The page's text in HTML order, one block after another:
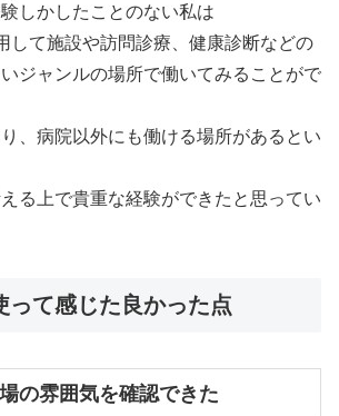
しかしたことのない私は
して施設や訪問診療、健康診断などの
ジャンルの場所で働いてみることがで
、病院以外にも働ける場所があるとい
る上で貴重な経験ができたと思ってい
って感じた良かった点
の雰囲気を確認できた